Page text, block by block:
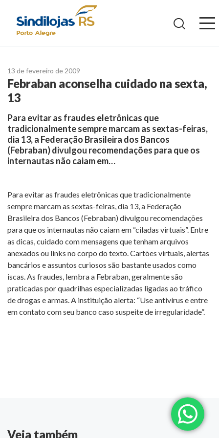
13 de fevereiro de 2009
Febraban aconselha cuidado na sexta,
13
Para evitar as fraudes eletrônicas que
tradicionalmente sempre marcam as sextas-feiras,
dia 13, a Federação Brasileira dos Bancos
(Febraban) divulgou recomendações para que os
internautas não caiam em…
Para evitar as fraudes eletrônicas que tradicionalmente
sempre marcam as sextas-feiras, dia 13, a Federação
Brasileira dos Bancos (Febraban) divulgou recomendações
para que os internautas não caiam em “ciladas virtuais”. Entre
as dicas, cuidado com mensagens que tenham arquivos
anexados ou links no corpo do texto. Cartões virtuais, alertas
bancários e assuntos curiosos são bastante usados como
iscas. As fraudes, lembra a Febraban, geralmente são
praticadas por quadrilhas especializadas ligadas ao tráfico
de drogas e armas. A instituição alerta: “Use antivírus e entre
em contato com seu banco caso suspeite de irregularidade”.
Veja também